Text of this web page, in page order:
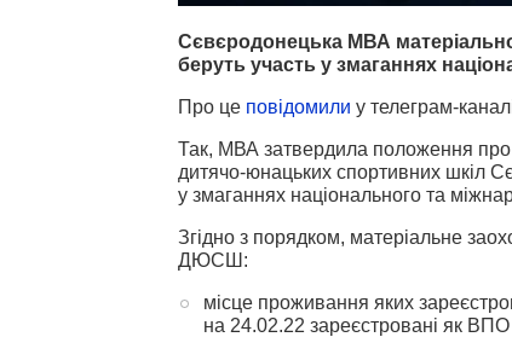
Сєвєродонецька МВА
беруть участь у змаганнях
Про це повідомили у телеграм-
Так, МВА затвердила положення про
дитячо-юнацьких спортивних шкіл
у змаганнях національного та
Згідно з порядком, матеріальне
ДЮСШ:
місце проживання яких
на 24.02.22 зареєстровані як ВПО